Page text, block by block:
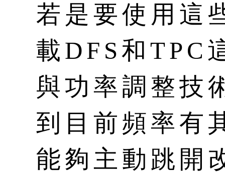
若是要使用這
載DFS和TPC
與功率調整技
到目前頻率有
能夠主動跳開